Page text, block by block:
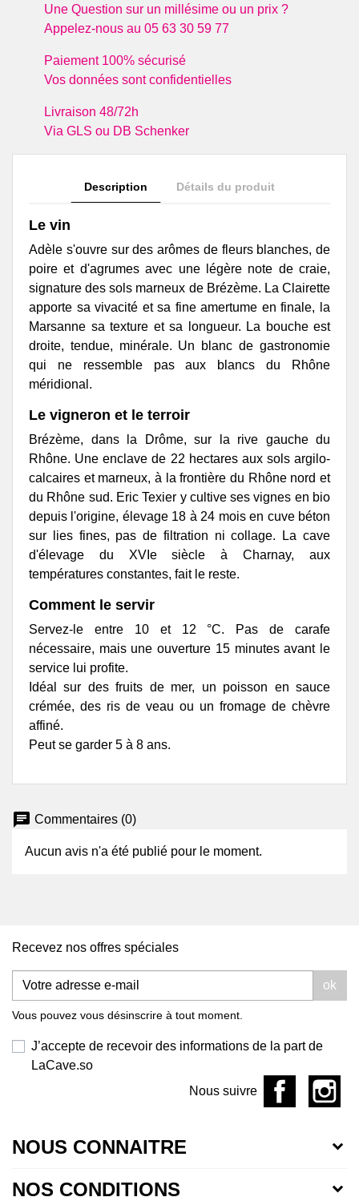
Une Question sur un millésime ou un prix ?
Appelez-nous au 05 63 30 59 77
Paiement 100% sécurisé
Vos données sont confidentielles
Livraison 48/72h
Via GLS ou DB Schenker
Description Détails du produit
Le vin
Adèle s'ouvre sur des arômes de fleurs blanches, de
poire et d'agrumes avec une légère note de craie,
signature des sols marneux de Brézème. La Clairette
apporte sa vivacité et sa fine amertume en finale, la
Marsanne sa texture et sa longueur. La bouche est
droite, tendue, minérale. Un blanc de gastronomie
qui ne ressemble pas aux blancs du Rhône
méridional.
Le vigneron et le terroir
Brézème, dans la Drôme, sur la rive gauche du
Rhône. Une enclave de 22 hectares aux sols argilo-
calcaires et marneux, à la frontière du Rhône nord et
du Rhône sud. Eric Texier y cultive ses vignes en bio
depuis l'origine, élevage 18 à 24 mois en cuve béton
sur lies fines, pas de filtration ni collage. La cave
d'élevage du XVIe siècle à Charnay, aux
températures constantes, fait le reste.
Comment le servir
Servez-le entre 10 et 12 °C. Pas de carafe
nécessaire, mais une ouverture 15 minutes avant le
service lui profite.
Idéal sur des fruits de mer, un poisson en sauce
crémée, des ris de veau ou un fromage de chèvre
affiné.
Peut se garder 5 à 8 ans.
chat Commentaires (0)
Aucun avis n'a été publié pour le moment.
Recevez nos offres spéciales
ok
Vous pouvez vous désinscrire à tout moment.
J’accepte de recevoir des informations de la part de
LaCave.so
Nous suivre
NOUS CONNAITRE
NOS CONDITIONS